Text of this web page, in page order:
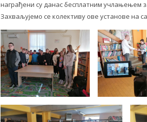
награђени су данас бесплатним учлањењем
Захваљујемо се колективу ове установе на